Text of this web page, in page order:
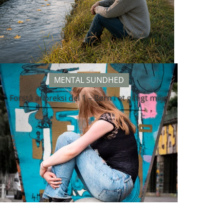
MENTAL SUNDHED
Forstå anoreksi del 1 – Børn i et giftigt miljø